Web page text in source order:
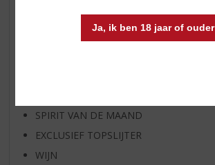
Ja, ik ben 18 jaar of ouder
AANBIEDINGEN
WIJN VAN DE MAAND
SPIRIT VAN DE MAAND
EXCLUSIEF TOPSLIJTER
WIJN